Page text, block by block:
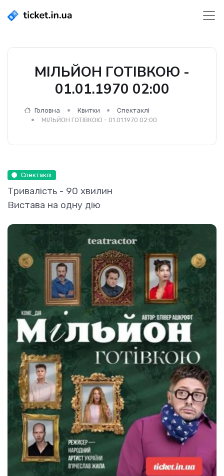
МІЛЬЙОН ГОТІВКОЮ -
01.01.1970 02:00
Головна Квитки
Спектаклі
МІЛЬЙОН ГОТІВКОЮ - 01.01.1970 02:00
Спектаклі
Тривалість - 90 хвилин
Вистава на одну дію